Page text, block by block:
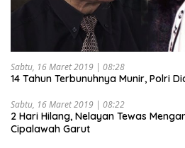
Sabtu, 16 Maret 2019 | 08:28
14 Tahun Terbunuhnya Munir, Polri
Sabtu, 16 Maret 2019 | 08:22
2 Hari Hilang, Nelayan Tewas
Cipalawah Garut